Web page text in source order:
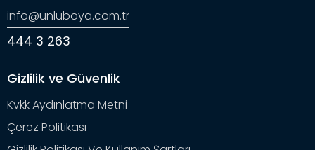
info@unluboya.com.tr
444 3 263
Gizlilik ve Güvenlik
Kvkk Aydınlatma Metni
Çerez Politikası